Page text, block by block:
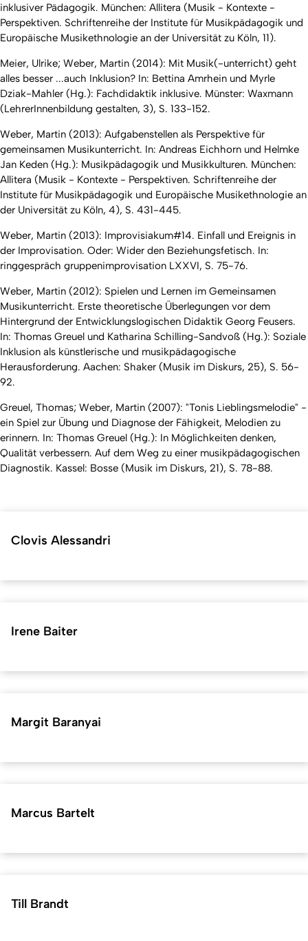
inklusiver Pädagogik. München: Allitera (Musik - Kontexte -
Perspektiven. Schriftenreihe der Institute für Musikpädagogik und
Europäische Musikethnologie an der Universität zu Köln, 11).
Meier, Ulrike; Weber, Martin (2014): Mit Musik(-unterricht) geht
alles besser ...auch Inklusion? In: Bettina Amrhein und Myrle
Dziak-Mahler (Hg.): Fachdidaktik inklusive. Münster: Waxmann
(LehrerInnenbildung gestalten, 3), S. 133-152.
Weber, Martin (2013): Aufgabenstellen als Perspektive für
gemeinsamen Musikunterricht. In: Andreas Eichhorn und Helmke
Jan Keden (Hg.): Musikpädagogik und Musikkulturen. München:
Allitera (Musik - Kontexte - Perspektiven. Schriftenreihe der
Institute für Musikpädagogik und Europäische Musikethnologie an
der Universität zu Köln, 4), S. 431-445.
Weber, Martin (2013): Improvisiakum#14. Einfall und Ereignis in
der Improvisation. Oder: Wider den Beziehungsfetisch. In:
ringgespräch gruppenimprovisation LXXVI, S. 75-76.
Weber, Martin (2012): Spielen und Lernen im Gemeinsamen
Musikunterricht. Erste theoretische Überlegungen vor dem
Hintergrund der Entwicklungslogischen Didaktik Georg Feusers.
In: Thomas Greuel und Katharina Schilling-Sandvoß (Hg.): Soziale
Inklusion als künstlerische und musikpädagogische
Herausforderung. Aachen: Shaker (Musik im Diskurs, 25), S. 56-
92.
Greuel, Thomas; Weber, Martin (2007): "Tonis Lieblingsmelodie" -
ein Spiel zur Übung und Diagnose der Fähigkeit, Melodien zu
erinnern. In: Thomas Greuel (Hg.): In Möglichkeiten denken,
Qualität verbessern. Auf dem Weg zu einer musikpädagogischen
Diagnostik. Kassel: Bosse (Musik im Diskurs, 21), S. 78-88.
Clovis Alessandri
Irene Baiter
Margit Baranyai
Marcus Bartelt
Till Brandt